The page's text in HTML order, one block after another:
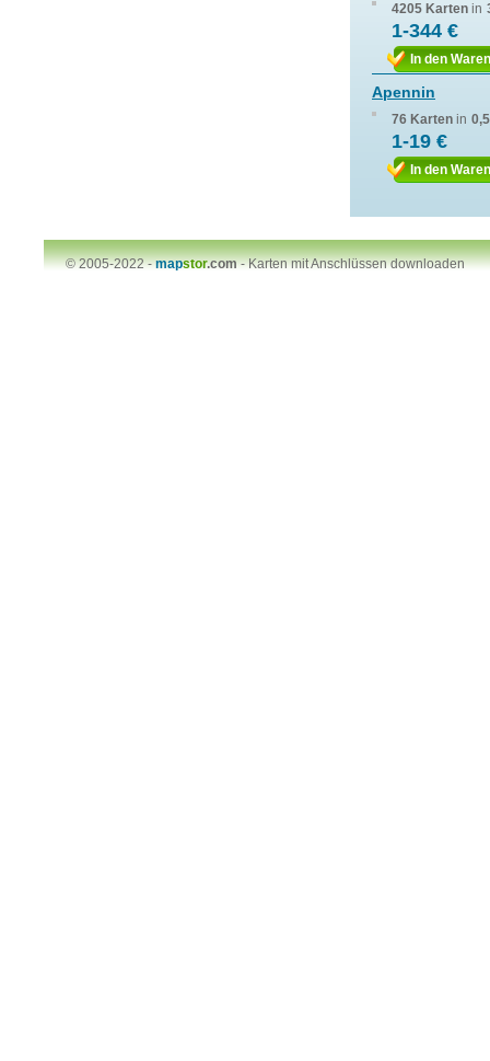
4205 Karten in
1-344 €
In den
Apennin
76 Karten in
1-19 €
In den
© 2005-2022 -mapstor.com-Karten mit Anschlüssen downloaden